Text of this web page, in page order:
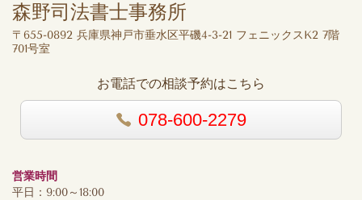
森野司法書士事務所
〒655-0892 兵庫県神戸市垂水区平磯4-3-21 フェニックスK2 7階
701号室
お電話での相談予約はこちら
078-600-2279
営業時間
平日：9:00～18:00